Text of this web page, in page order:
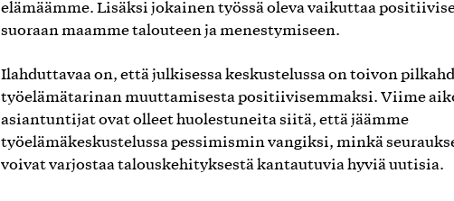
elämäämme. Lisäksi jokainen työssä oleva vaikuttaa
suoraan maamme talouteen ja menestymiseen.
Ilahduttavaa on, että julkisessa keskustelussa on toivon
työelämätarinan muuttamisesta positiivisemmaksi. Viime
asiantuntijat ovat olleet huolestuneita siitä, että jäämme
työelämäkeskustelussa pessimismin vangiksi, minkä
voivat varjostaa talouskehityksestä kantautuvia hyviä uutisia.